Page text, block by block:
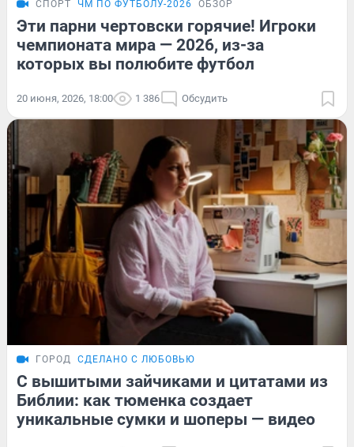
СПОРТ ЧМ ПО ФУТБОЛУ-2026 ОБЗОР
Эти парни чертовски горячие! Игроки
чемпионата мира — 2026, из-за
которых вы полюбите футбол
20 июня, 2026, 18:00 1 386 Обсудить
ГОРОД СДЕЛАНО С ЛЮБОВЬЮ
С вышитыми зайчиками и цитатами из
Библии: как тюменка создает
уникальные сумки и шоперы — видео